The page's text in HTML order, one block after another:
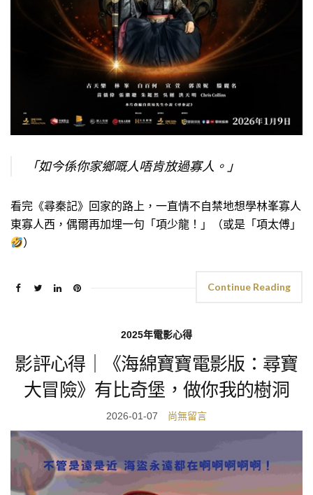
「如今係你家鄉嘅人唔肯放過寡人。」
看完《尋秦記》回家的路上，一直情不自禁地想學林峯寡人
東寡人西，偶爾再加埋一句「項少龍！」（或是「項太傅」
）
Continue Reading
2025年電影心得
影評心得｜《海綿寶寶電影版：尋寶
大冒險》有比奇堡，做你我的樹洞
尚無留言